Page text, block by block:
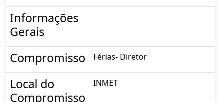
Informações
Gerais
Compromisso
Férias- Diretor
Local do
Compromisso
INMET